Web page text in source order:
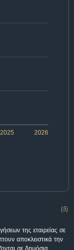
2026
2025
(5)
της εταιρείας σε
αποκλειστικά την